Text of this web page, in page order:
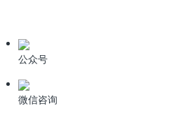
公众号
微信咨询